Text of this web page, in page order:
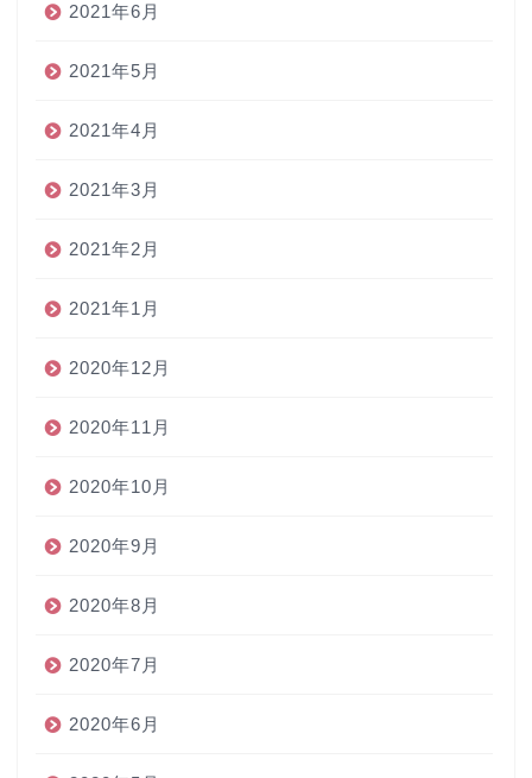
2021年6月
2021年5月
2021年4月
2021年3月
2021年2月
2021年1月
2020年12月
2020年11月
2020年10月
2020年9月
2020年8月
2020年7月
2020年6月